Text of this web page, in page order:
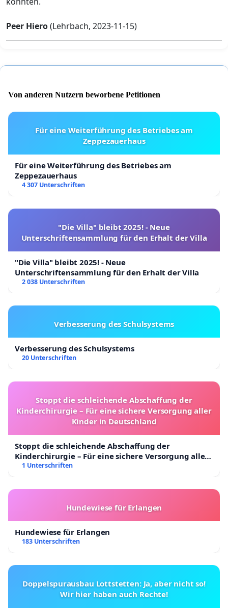
Peer Hiero(Lehrbach, 2023-11-15)
Von anderen Nutzern beworbene Petitionen
Für eine Weiterführung des Betriebes am
Zeppezauerhaus
Für eine Weiterführung des Betriebes am
Zeppezauerhaus
4 307 Unterschriften
"Die Villa" bleibt 2025! - Neue
Unterschriftensammlung für den Erhalt der Villa
"Die Villa" bleibt 2025! - Neue
Unterschriftensammlung für den Erhalt der Villa
2 038 Unterschriften
Verbesserung des Schulsystems
Verbesserung des Schulsystems
20 Unterschriften
Stoppt die schleichende Abschaffung der
Kinderchirurgie – Für eine sichere Versorgung aller
Kinder in Deutschland
Stoppt die schleichende Abschaffung der
Kinderchirurgie – Für eine sichere Versorgung aller
Kinder in Deutschland
1 Unterschriften
Hundewiese für Erlangen
Hundewiese für Erlangen
183 Unterschriften
Doppelspurausbau Lottstetten: Ja, aber nicht so!
Wir hier haben auch Rechte!